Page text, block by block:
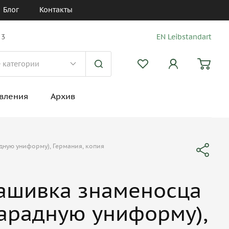
Блог Контакты
EN Leibstandart
Архив
униформу), Германия, копия
знаменосца
униформу),